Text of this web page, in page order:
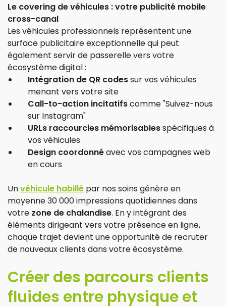
Le covering de véhicules : votre publicité mobile
cross-canal
Les véhicules professionnels représentent une
surface publicitaire exceptionnelle qui peut
également servir de passerelle vers votre
écosystème digital :
Intégration de QR codessur vos véhicules
menant vers votre site
Call-to-action incitatifscomme "Suivez-nous
sur Instagram"
URLs raccourcies mémorisablesspécifiques à
vos véhicules
Design coordonnéavec vos campagnes web
en cours
Unvéhicule habillé par nos soins génère en
moyenne 30 000 impressions quotidiennes dans
votre zone de chalandise. En y intégrant des
éléments dirigeant vers votre présence en ligne,
chaque trajet devient une opportunité de recruter
de nouveaux clients dans votre écosystème.
Créer des parcours clients
fluides entre physique et